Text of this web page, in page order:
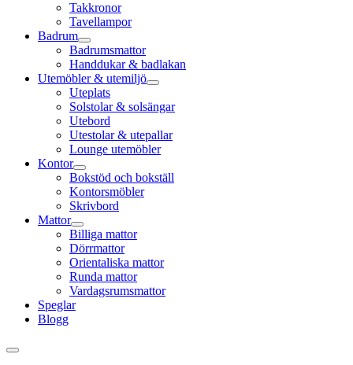
Takkronor
Tavellampor
Badrum
Badrumsmattor
Handdukar & badlakan
Utemöbler & utemiljö
Uteplats
Solstolar & solsängar
Utebord
Utestolar & utepallar
Lounge utemöbler
Kontor
Bokstöd och bokställ
Kontorsmöbler
Skrivbord
Mattor
Billiga mattor
Dörrmattor
Orientaliska mattor
Runda mattor
Vardagsrumsmattor
Speglar
Blogg